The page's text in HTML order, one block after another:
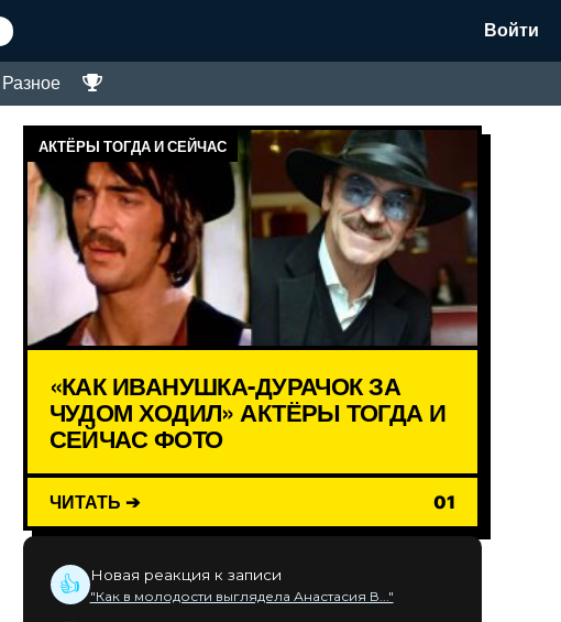
Войти
Разное
АКТЁРЫ ТОГДА И СЕЙЧАС
«КАК ИВАНУШКА-ДУРАЧОК ЗА
ЧУДОМ ХОДИЛ» АКТЁРЫ ТОГДА И
СЕЙЧАС ФОТО
ЧИТАТЬ ➔ 01
👍 Новая реакция к записи
"Как в молодости выглядела Анастасия В..."